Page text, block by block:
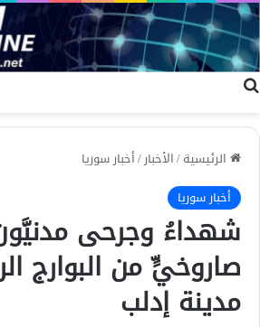
الرئيسية/الأخبار/أخبار سوريا
أخبار سوريا
شهداءُ وجرحى
صاروخيٍّ من البوارج
مدينة إدلب